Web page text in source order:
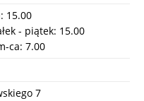
15.00
- piątek: 15.00
ca: 7.00
7